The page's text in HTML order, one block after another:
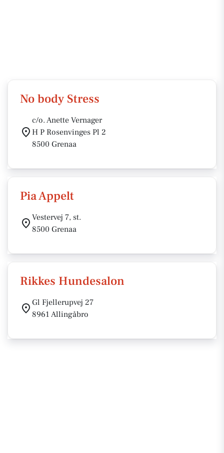
No body Stress
c/o. Anette Vernager
H P Rosenvinges Pl 2
8500 Grenaa
Pia Appelt
Vestervej 7, st.
8500 Grenaa
Rikkes Hundesalon
Gl Fjellerupvej 27
8961 Allingåbro